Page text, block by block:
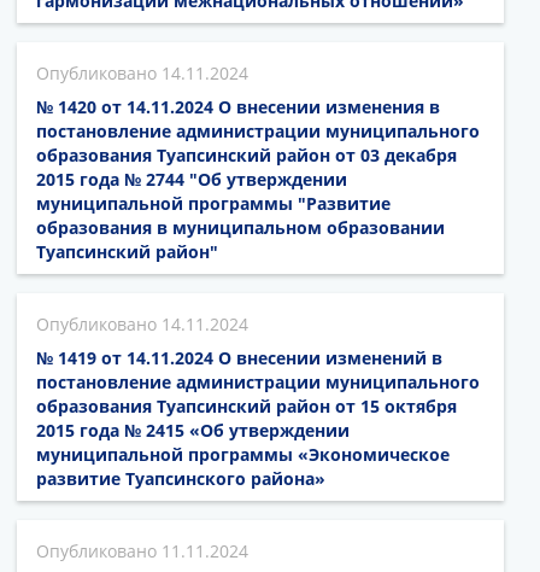
14.11.2024
№ 1420 от 14.11.2024 О внесении изменения в
постановление администрации муниципального
образования Туапсинский район от 03 декабря
2015 года № 2744 "Об утверждении
муниципальной программы "Развитие
образования в муниципальном образовании
Туапсинский район"
14.11.2024
№ 1419 от 14.11.2024 О внесении изменений в
постановление администрации муниципального
образования Туапсинский район от 15 октября
2015 года № 2415 «Об утверждении
муниципальной программы «Экономическое
развитие Туапсинского района»
11.11.2024